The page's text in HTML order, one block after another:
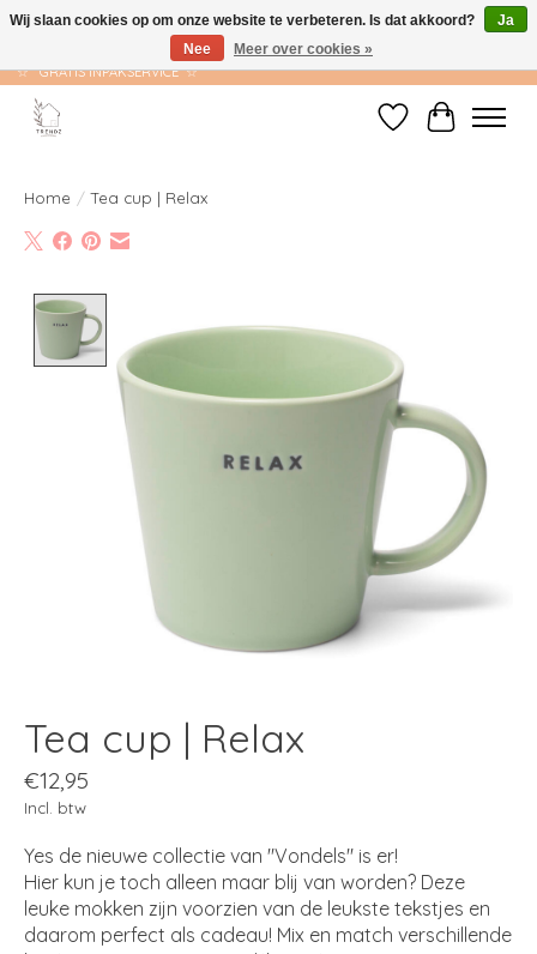
☆ GRATIS VERZENDING VANAF €75 ☆ VERZONDEN BINNEN 1-2 WERKDAGEN
☆ GRATIS INPAKSERVICE ☆
Verlanglijst
Home / Tea cup | Relax
Tea cup | Relax
€12,95
Incl. btw
Yes de nieuwe collectie van "Vondels" is er!
Hier kun je toch alleen maar blij van worden? Deze
leuke mokken zijn voorzien van de leukste tekstjes en
daarom perfect als cadeau! Mix en match verschillende
Wij slaan cookies op om onze website te verbeteren. Is dat akkoord?
Ja
Nee
Meer over cookies »